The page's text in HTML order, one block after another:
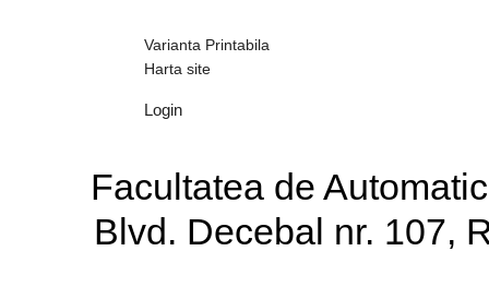
Varianta Printabila
Harta site
Login
Facultatea de
Blvd. Decebal nr. 107,